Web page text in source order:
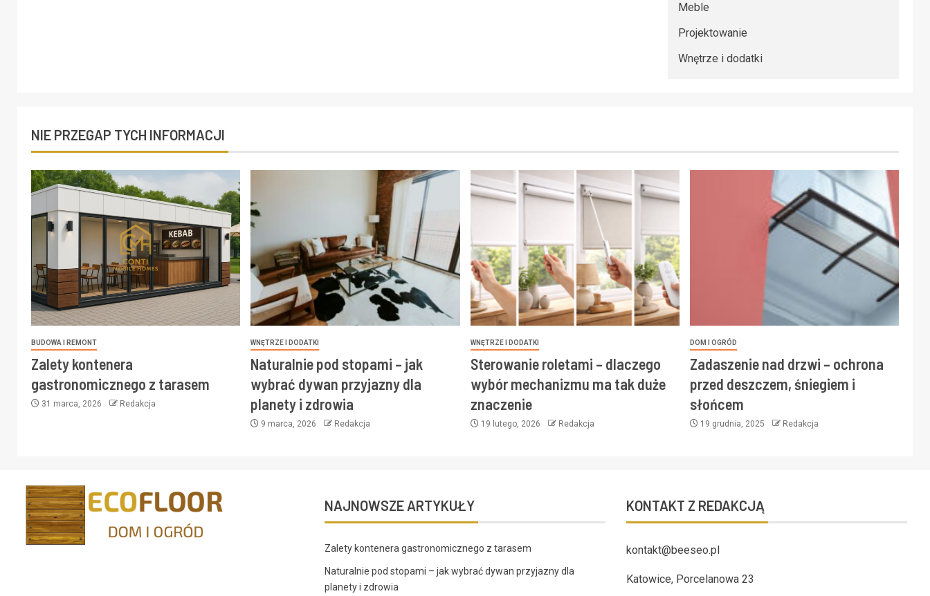
Meble
Projektowanie
Wnętrze i dodatki
NIE PRZEGAP TYCH INFORMACJI
BUDOWA I REMONT
Zalety kontenera
gastronomicznego z tarasem
31 marca, 2026 Redakcja
WNĘTRZE I DODATKI
Naturalnie pod stopami – jak
wybrać dywan przyjazny dla
planety i zdrowia
9 marca, 2026 Redakcja
WNĘTRZE I DODATKI
Sterowanie roletami – dlaczego
wybór mechanizmu ma tak duże
znaczenie
19 lutego, 2026 Redakcja
DOM I OGRÓD
Zadaszenie nad drzwi – ochrona
przed deszczem, śniegiem i
słońcem
19 grudnia, 2025 Redakcja
NAJNOWSZE ARTYKUŁY
Zalety kontenera gastronomicznego z tarasem
Naturalnie pod stopami – jak wybrać dywan przyjazny dla
planety i zdrowia
KONTAKT Z REDAKCJĄ
kontakt@beeseo.pl
Katowice, Porcelanowa 23